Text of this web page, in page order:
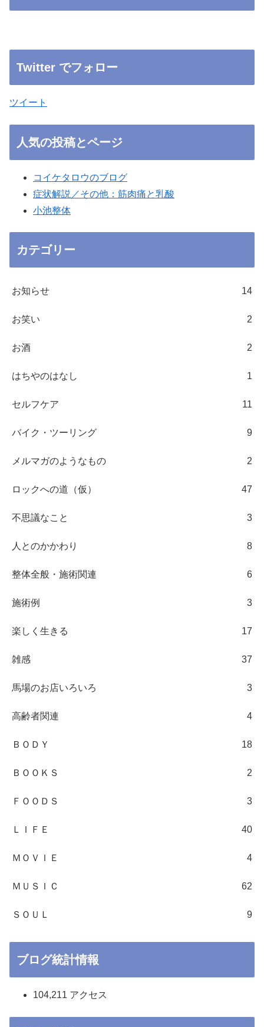
Twitter でフォロー
ツイート
人気の投稿とページ
コイケタロウのブログ
症状解説／その他：筋肉痛と乳酸
小池整体
カテゴリー
お知らせ 14
お笑い 2
お酒 2
はちやのはなし 1
セルフケア 11
バイク・ツーリング 9
メルマガのようなもの 2
ロックへの道（仮） 47
不思議なこと 3
人とのかかわり 8
整体全般・施術関連 6
施術例 3
楽しく生きる 17
雑感 37
馬場のお店いろいろ 3
高齢者関連 4
ＢＯＤＹ 18
ＢＯＯＫＳ 2
ＦＯＯＤＳ 3
ＬＩＦＥ 40
ＭＯＶＩＥ 4
ＭＵＳＩＣ 62
ＳＯＵＬ 9
ブログ統計情報
104,211 アクセス